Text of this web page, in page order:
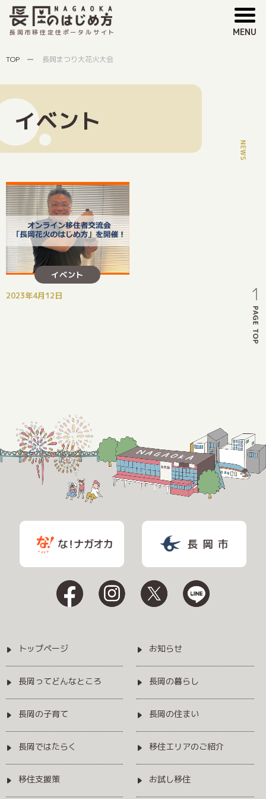
長岡市移住定住ポータルサイト MENU
TOP 長岡まつり大花火大会
イベント
イベント
2023年4月12日
トップページ
長岡ってどんなところ
長岡の子育て
長岡ではたらく
移住支援策
お知らせ
長岡の暮らし
長岡の住まい
移住エリアのご紹介
お試し移住